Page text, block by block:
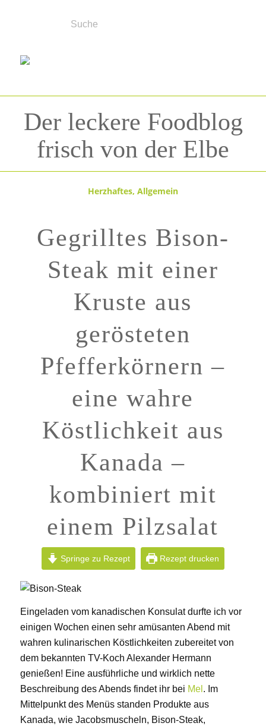
Der leckere Foodblog
frisch von der Elbe
Herzhaftes, Allgemein
Gegrilltes Bison-
Steak mit einer
Kruste aus
gerösteten
Pfefferkörnern –
eine wahre
Köstlichkeit aus
Kanada –
kombiniert mit
einem Pilzsalat
Springe zu Rezept Rezept drucken
Eingeladen vom kanadischen Konsulat durfte ich vor
einigen Wochen einen sehr amüsanten Abend mit
wahren kulinarischen Köstlichkeiten zubereitet von
dem bekannten TV-Koch Alexander Hermann
genießen! Eine ausführliche und wirklich nette
Beschreibung des Abends findet ihr bei Mel . Im
Mittelpunkt des Menüs standen Produkte aus
Kanada, wie Jacobsmuscheln, Bison-Steak,